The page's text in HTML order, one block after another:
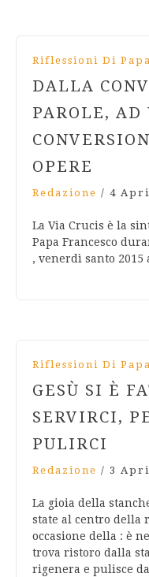
Riflessioni Di
DALLA
PAROLE, AD
OPERE
Redazione / 4
La Via Crucis è la
Papa Francesco
, venerdì santo 2015
Riflessioni Di
GESÙ SI È
SERVIRCI,
PULIRCI
Redazione / 3
La gioia della
state al centro della
occasione della : è
trova ristoro dalla
rigenera e pulisce